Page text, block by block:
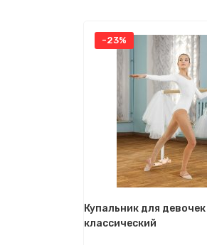
-23%
Купальник для девочек
классический